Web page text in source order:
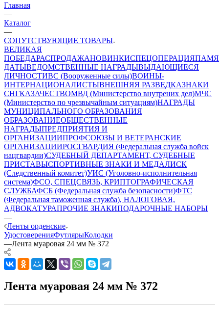
Главная
—
Каталог
—
СОПУТСТВУЮЩИЕ ТОВАРЫ
ВЕЛИКАЯ
ПОБЕДАРАСПРОДАЖАНОВИНКИСПЕЦОПЕРАЦИЯ
ДАТЫВЕДОМСТВЕННЫЕ НАГРАДЫВЫДАЮЩИЕСЯ
ЛИЧНОСТИВС (Вооруженные силы)ВОИНЫ-
ИНТЕРНАЦИОНАЛИСТЫВНЕШНЯЯ РАЗВЕДКАЗНАКИ
СНГКАЗАЧЕСТВОМВД (Министерство внутрених дел)МЧС
(Министерство по чрезвычайным ситуациям)НАГРАДЫ
МУНИЦИПАЛЬНОГО ОБРАЗОВАНИЯ
ОБРАЗОВАНИЕОБЩЕСТВЕННЫЕ
НАГРАДЫПРЕДПРИЯТИЯ И
ОРГАНИЗАЦИИПРОФСОЮЗЫ И ВЕТЕРАНСКИЕ
ОРГАНИЗАЦИИРОСГВАРДИЯ (Федеральная служба войск
нацгвардии)СУДЕБНЫЙ ДЕПАРТАМЕНТ, СУДЕБНЫЕ
ПРИСТАВЫСПОРТИВНЫЕ ЗНАКИ И МЕДАЛИСК
(Следственный комитет)УИС (Уголовно-исполнительная
система)ФСО, СПЕЦСВЯЗЬ, КРИПТОГРАФИЧЕСКАЯ
СЛУЖБАФСБ (Федеральная служба безопасности)ФТС
(Федеральная таможенная служба), НАЛОГОВАЯ,
АДВОКАТУРАПРОЧИЕ ЗНАКИПОДАРОЧНЫЕ НАБОРЫ
—
Ленты орденские
УдостоверенияФутлярыКолодки
—Лента муаровая 24 мм № 372
Лента муаровая 24 мм № 372